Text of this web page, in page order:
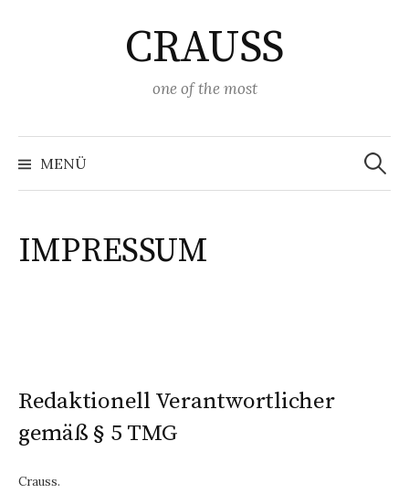
CRAUSS
one of the most
MENÜ
Suchen
nach:
IMPRESSUM
Redaktionell Verantwortlicher
gemäß § 5 TMG
Crauss.